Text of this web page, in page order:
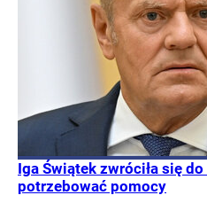
Iga Świątek zwróciła się
potrzebować pomocy